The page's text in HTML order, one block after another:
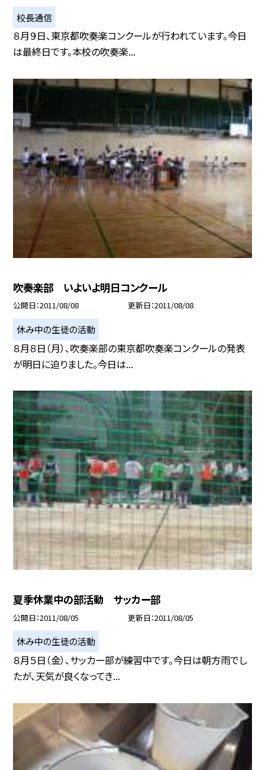
校長通信
８月９日、東京都吹奏楽コンクールが行われています。今日
は最終日です。本校の吹奏楽...
吹奏楽部 いよいよ明日コンクール
公開日 2011/08/08 更新日 2011/08/08
休み中の生徒の活動
８月８日（月）、吹奏楽部の東京都吹奏楽コンクールの発表
が明日に迫りました。今日は...
夏季休業中の部活動 サッカー部
公開日 2011/08/05 更新日 2011/08/05
休み中の生徒の活動
８月５日（金）、サッカー部が練習中です。今日は朝方雨でし
たが、天気が良くなってき...